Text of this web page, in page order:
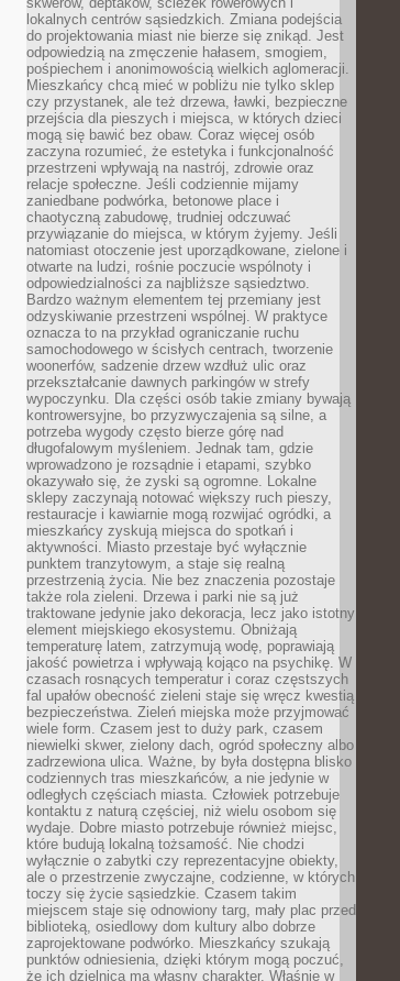
lokalnych centrów sąsiedzkich. Zmiana podejścia
do projektowania miast nie bierze się znikąd. Jest
odpowiedzią na zmęczenie hałasem, smogiem,
pośpiechem i anonimowością wielkich aglomeracji.
Mieszkańcy chcą mieć w pobliżu nie tylko sklep
czy przystanek, ale też drzewa, ławki, bezpieczne
przejścia dla pieszych i miejsca, w których dzieci
mogą się bawić bez obaw. Coraz więcej osób
zaczyna rozumieć, że estetyka i funkcjonalność
przestrzeni wpływają na nastrój, zdrowie oraz
relacje społeczne. Jeśli codziennie mijamy
zaniedbane podwórka, betonowe place i
chaotyczną zabudowę, trudniej odczuwać
przywiązanie do miejsca, w którym żyjemy. Jeśli
natomiast otoczenie jest uporządkowane, zielone i
otwarte na ludzi, rośnie poczucie wspólnoty i
odpowiedzialności za najbliższe sąsiedztwo.
Bardzo ważnym elementem tej przemiany jest
odzyskiwanie przestrzeni wspólnej. W praktyce
oznacza to na przykład ograniczanie ruchu
samochodowego w ścisłych centrach, tworzenie
woonerfów, sadzenie drzew wzdłuż ulic oraz
przekształcanie dawnych parkingów w strefy
wypoczynku. Dla części osób takie zmiany bywają
kontrowersyjne, bo przyzwyczajenia są silne, a
potrzeba wygody często bierze górę nad
długofalowym myśleniem. Jednak tam, gdzie
wprowadzono je rozsądnie i etapami, szybko
okazywało się, że zyski są ogromne. Lokalne
sklepy zaczynają notować większy ruch pieszy,
restauracje i kawiarnie mogą rozwijać ogródki, a
mieszkańcy zyskują miejsca do spotkań i
aktywności. Miasto przestaje być wyłącznie
punktem tranzytowym, a staje się realną
przestrzenią życia. Nie bez znaczenia pozostaje
także rola zieleni. Drzewa i parki nie są już
traktowane jedynie jako dekoracja, lecz jako istotny
element miejskiego ekosystemu. Obniżają
temperaturę latem, zatrzymują wodę, poprawiają
jakość powietrza i wpływają kojąco na psychikę. W
czasach rosnących temperatur i coraz częstszych
fal upałów obecność zieleni staje się wręcz kwestią
bezpieczeństwa. Zieleń miejska może przyjmować
wiele form. Czasem jest to duży park, czasem
niewielki skwer, zielony dach, ogród społeczny albo
zadrzewiona ulica. Ważne, by była dostępna blisko
codziennych tras mieszkańców, a nie jedynie w
odległych częściach miasta. Człowiek potrzebuje
kontaktu z naturą częściej, niż wielu osobom się
wydaje. Dobre miasto potrzebuje również miejsc,
które budują lokalną tożsamość. Nie chodzi
wyłącznie o zabytki czy reprezentacyjne obiekty,
ale o przestrzenie zwyczajne, codzienne, w których
toczy się życie sąsiedzkie. Czasem takim
miejscem staje się odnowiony targ, mały plac przed
biblioteką, osiedlowy dom kultury albo dobrze
zaprojektowane podwórko. Mieszkańcy szukają
punktów odniesienia, dzięki którym mogą poczuć,
że ich dzielnica ma własny charakter. Właśnie w